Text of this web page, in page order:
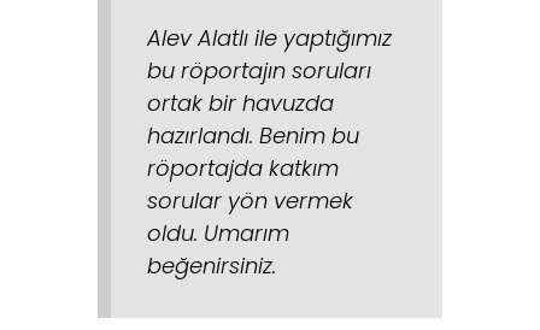
Alev Alatlı ile yaptığımız
bu röportajın soruları
ortak bir havuzda
hazırlandı. Benim bu
röportajda katkım
sorular yön vermek
oldu. Umarım
beğenirsiniz.